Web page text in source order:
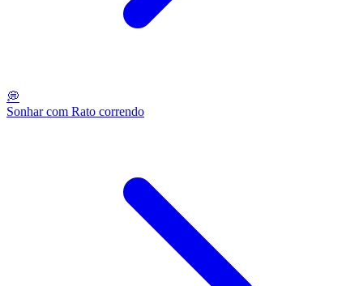
💭
Sonhar com Rato correndo